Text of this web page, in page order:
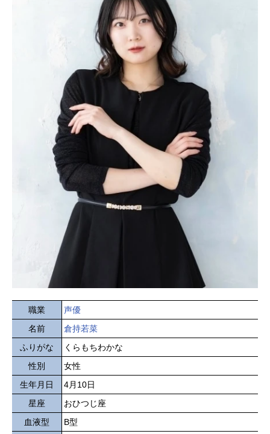
職業
声優
名前
倉持若菜
ふりがな
くらもちわかな
性別
女性
生年月日
4月10日
星座
おひつじ座
血液型
B型